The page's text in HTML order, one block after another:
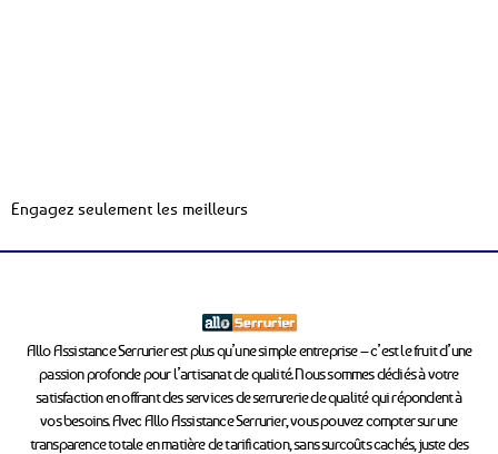
Engagez seulement les meilleurs
Allo Assistance Serrurier est plus qu’une simple entreprise – c’est le fruit d’une
passion profonde pour l’artisanat de qualité. Nous sommes dédiés à votre
satisfaction en offrant des services de serrurerie de qualité qui répondent à
vos besoins. Avec Allo Assistance Serrurier, vous pouvez compter sur une
transparence totale en matière de tarification, sans surcoûts cachés, juste des